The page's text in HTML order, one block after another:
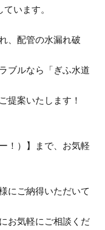
います。
、配管の水漏れ破
ブルなら「ぎふ水道
提案いたします！
！）】まで、お気軽
にご納得いただいて
お気軽にご相談くだ